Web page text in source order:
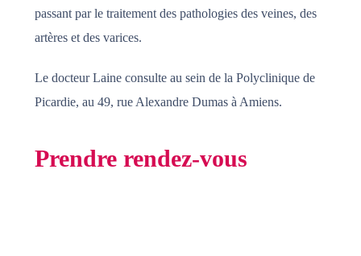
passant par le traitement des pathologies des veines, des
artères et des varices.
Le docteur Laine consulte au sein de la Polyclinique de
Picardie, au 49, rue Alexandre Dumas à Amiens.
Prendre rendez-vous